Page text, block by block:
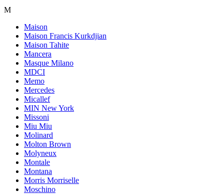
M
Maison
Maison Francis Kurkdjian
Maison Tahite
Mancera
Masque Milano
MDCI
Memo
Mercedes
Micallef
MIN New York
Missoni
Miu Miu
Molinard
Molton Brown
Molyneux
Montale
Montana
Morris Morriselle
Moschino